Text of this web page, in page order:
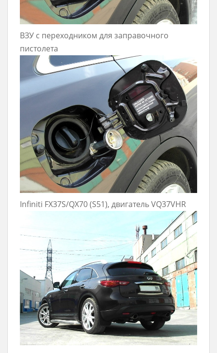
ВЗУ с переходником для заправочного
пистолета
Infiniti FX37S/QX70 (S51), двигатель VQ37VHR